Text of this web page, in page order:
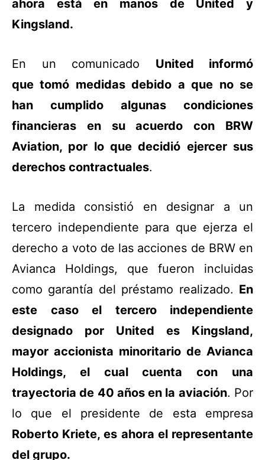
ahora está en manos de United y
Kingsland.
En un comunicado United informó
que tomó medidas debido a que no se
han cumplido algunas condiciones
financieras en su acuerdo con BRW
Aviation, por lo que decidió ejercer sus
derechos contractuales.
La medida consistió en designar a un
tercero independiente para que ejerza el
derecho a voto de las acciones de BRW en
Avianca Holdings, que fueron incluidas
como garantía del préstamo realizado. En
este caso el tercero independiente
designado por United es Kingsland,
mayor accionista minoritario de Avianca
Holdings, el cual cuenta con una
trayectoria de 40 años en la aviación. Por
lo que el presidente de esta empresa
Roberto Kriete, es ahora el representante
del grupo.